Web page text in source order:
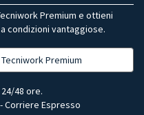
Premium e ottieni
condizioni vantaggiose.
Premium
48 ore.
Corriere Espresso